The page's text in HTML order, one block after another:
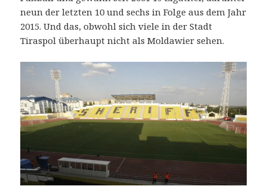
neun der letzten 10 und sechs in Folge aus dem Jahr
2015. Und das, obwohl sich viele in der Stadt
Tiraspol überhaupt nicht als Moldawier sehen.